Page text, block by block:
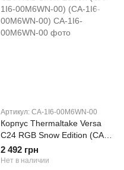
Артикул: CA-1I6-00M6WN-00
Корпус Thermaltake Versa
C24 RGB Snow Edition (CA-
1I6-00M6WN-00) (CA-1I6-
00M6WN-00)
2 492 грн
Нет в наличии